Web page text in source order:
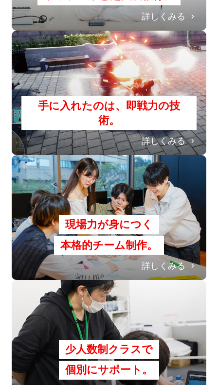
詳しくみる
手に入れたのは、即戦力の技
術。
詳しくみる
現場力が身につく
本格的チーム制作。
詳しくみる
少人数制クラスで
個別にサポート。